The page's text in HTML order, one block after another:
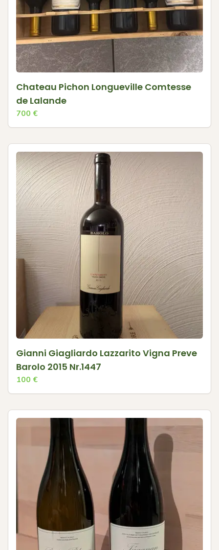
Chateau Pichon Longueville Comtesse
de Lalande
700 €
Gianni Giagliardo Lazzarito Vigna Preve
Barolo 2015 Nr.1447
100 €